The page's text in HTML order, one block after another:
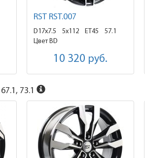
RST RST.007
D17x7.5 5x112 ET45
57.1
Цвет BD
10 320 руб.
73.1